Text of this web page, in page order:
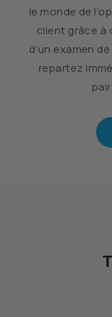
le monde de
client grâce à
d’un examen
repartez